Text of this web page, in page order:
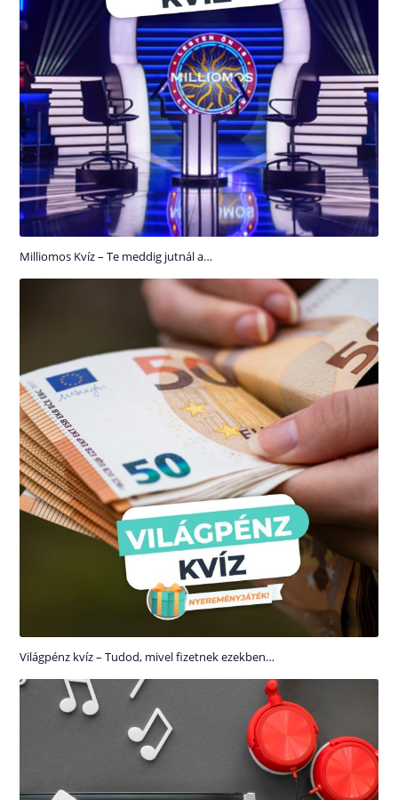
Milliomos Kvíz – Te meddig jutnál a…
Világpénz kvíz – Tudod, mivel fizetnek ezekben…